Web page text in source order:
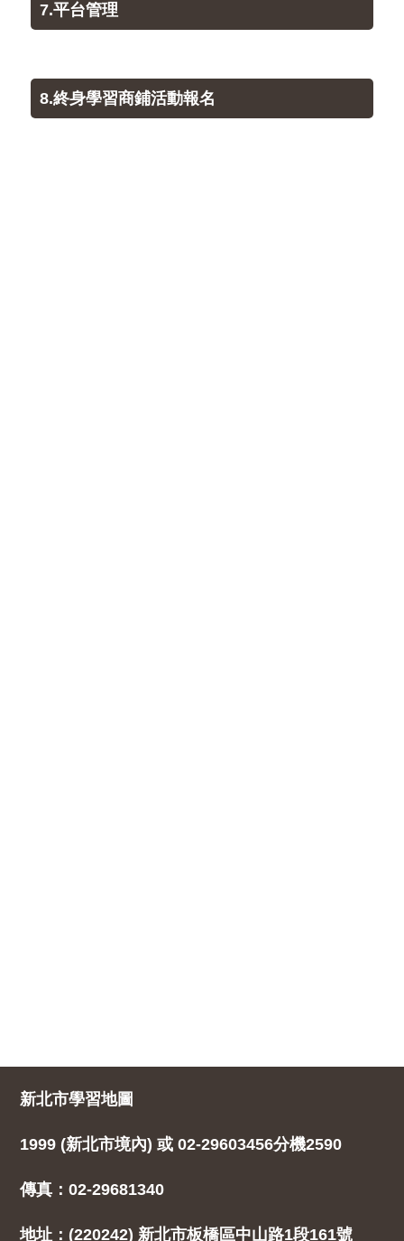
7.平台管理
8.終身學習商鋪活動報名
新北市學習地圖
1999 (新北市境內) 或 02-29603456分機2590
傳真：02-29681340
地址：(220242) 新北市板橋區中山路1段161號